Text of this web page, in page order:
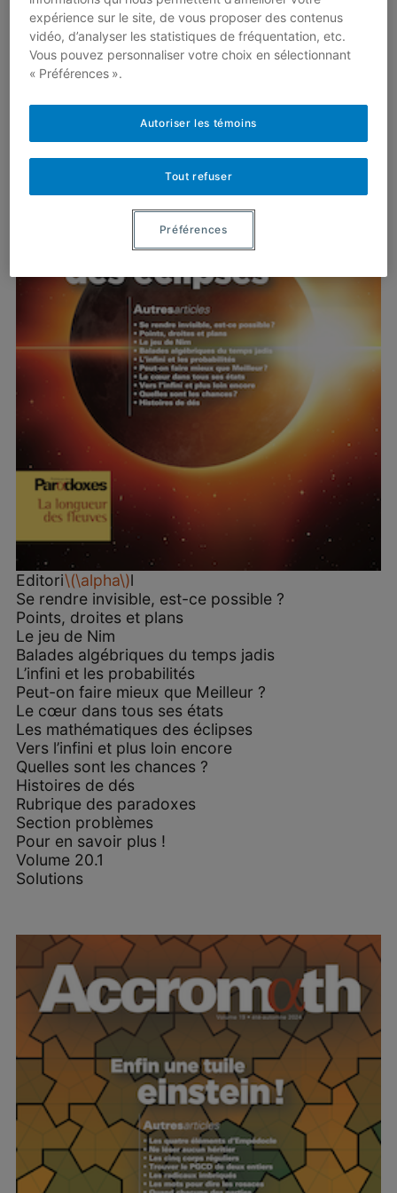
Editori\(\alpha\)l
Se rendre invisible, est-ce possible ?
Points, droites et plans
Le jeu de Nim
Balades algébriques du temps jadis
L’infini et les probabilités
Peut-on faire mieux que Meilleur ?
Le cœur dans tous ses états
Les mathématiques des éclipses
Vers l’infini et plus loin encore
Quelles sont les chances ?
Histoires de dés
Rubrique des paradoxes
Section problèmes
Pour en savoir plus !
Volume 20.1
Solutions
expérience sur le site, de vous proposer des contenus
vidéo, d’analyser les statistiques de fréquentation, etc.
Vous pouvez personnaliser votre choix en sélectionnant
« Préférences ».
Tout refuser
Autoriser les témoins
Préférences